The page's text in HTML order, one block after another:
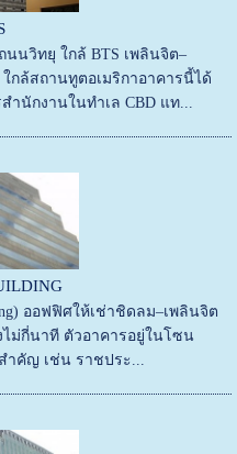
นนวิทยุ ใกล้ BTS เพลินจิต–
กล้สถานทูตอเมริกาอาคารนี้ได้
นักงานในทำเล CBD แท...
ออฟฟิศให้เช่าชิดลม–เพลินจิต
ไม่กี่นาที ตัวอาคารอยู่ในโซน
คัญ เช่น ราชประ...